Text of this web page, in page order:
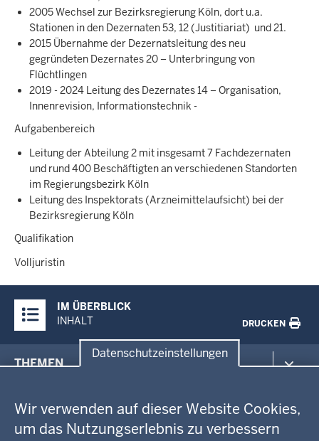
Datenschutzeinstellungen
Wir verwenden auf dieser Website Cookies,
um das Nutzungserlebnis zu verbessern
2005 Wechsel zur Bezirksregierung Köln, dort u.a.
Stationen in den Dezernaten 53, 12 (Justitiariat) und 21.
2015 Übernahme der Dezernatsleitung des neu
gegründeten Dezernates 20 – Unterbringung von
Flüchtlingen
2019 - 2024 Leitung des Dezernates 14 – Organisation,
Innenrevision, Informationstechnik -
Aufgabenbereich
Leitung der Abteilung 2 mit insgesamt 7 Fachdezernaten
und rund 400 Beschäftigten an verschiedenen Standorten
im Regierungsbezirk Köln
Leitung des Inspektorats (Arzneimittelaufsicht) bei der
Bezirksregierung Köln
Qualifikation
Volljuristin
Inhalte
IM ÜBERBLICK
INHALT
DRUCKEN
in
Fußzeile
THEMEN
Gesundheit und Soziales
Kommunales, Planung, Bauen und Verkehr
GEOBASIS NRW
Ausbildung und Karriere